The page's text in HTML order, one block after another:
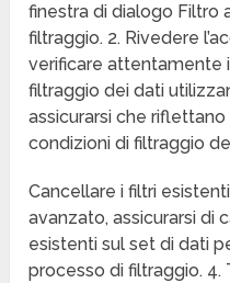
finestra di dialogo Filtro
filtraggio. 2. Rivedere
verificare attentamente
filtraggio dei dati
assicurarsi che
condizioni di filtraggio
Cancellare i filtri
avanzato, assicurarsi di
esistenti sul set di dati
processo di filtraggio.